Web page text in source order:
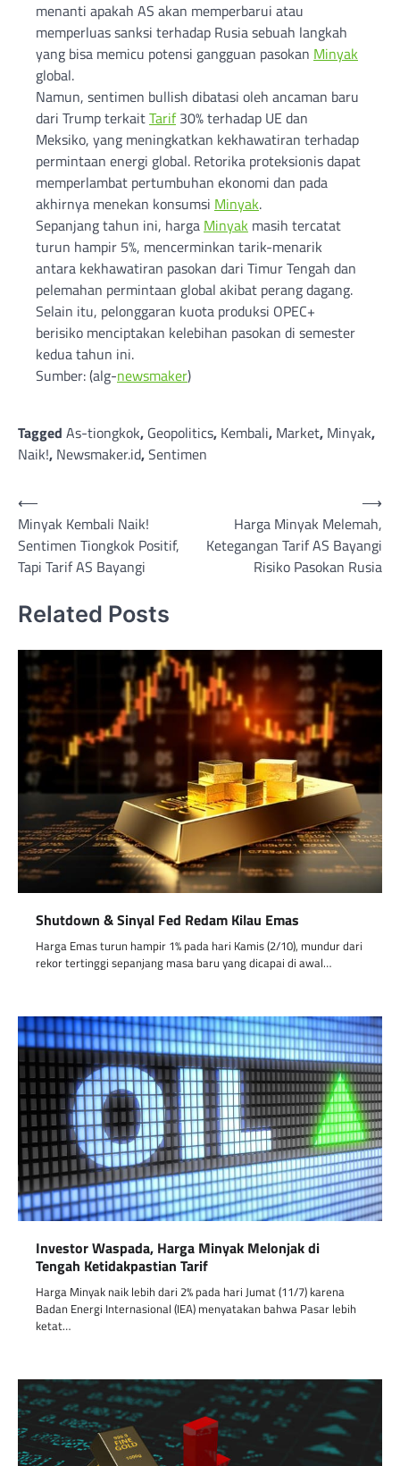
menanti apakah AS akan memperbarui atau
memperluas sanksi terhadap Rusia sebuah langkah
yang bisa memicu potensi gangguan pasokan Minyak
global.
Namun, sentimen bullish dibatasi oleh ancaman baru
dari Trump terkaitTarif30% terhadap UE dan
Meksiko, yang meningkatkan kekhawatiran terhadap
permintaan energi global. Retorika proteksionis dapat
memperlambat pertumbuhan ekonomi dan pada
akhirnya menekan konsumsi Minyak.
Sepanjang tahun ini, harga Minyak masih tercatat
turun hampir 5%, mencerminkan tarik-menarik
antara kekhawatiran pasokan dari Timur Tengah dan
pelemahan permintaan global akibat perang dagang.
Selain itu, pelonggaran kuota produksi OPEC+
berisiko menciptakan kelebihan pasokan di semester
kedua tahun ini.
Sumber: (alg-newsmaker)
Tagged As-tiongkok, Geopolitics, Kembali, Market, Minyak,
Naik!, Newsmaker.id,Sentimen
Post
navigation
⟵
Minyak Kembali Naik!
Sentimen Tiongkok Positif,
Tapi Tarif AS Bayangi
Harga Minyak Melemah,
Ketegangan Tarif AS Bayangi
Risiko Pasokan Rusia
⟶
Related Posts
Shutdown & Sinyal Fed Redam Kilau Emas
Harga Emas turun hampir 1% pada hari Kamis (2/10), mundur dari
rekor tertinggi sepanjang masa baru yang dicapai di awal…
Investor Waspada, Harga Minyak Melonjak di
Tengah Ketidakpastian Tarif
Harga Minyak naik lebih dari 2% pada hari Jumat (11/7) karena
Badan Energi Internasional (IEA) menyatakan bahwa Pasar lebih
ketat…